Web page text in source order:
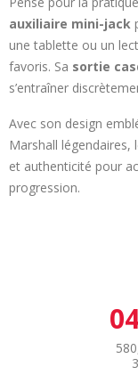
auxiliaire mini-jack
une tablette ou un
favoris. Sa sortie
s’entraîner
Avec son design
Marshall légendaires,
et authenticité pour
progression.